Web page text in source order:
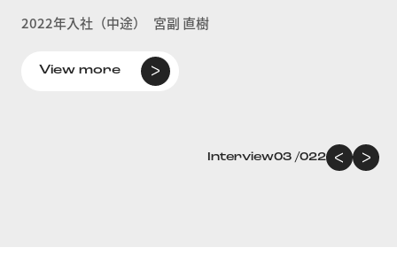
2022年入社（中途） 宮副 直樹
View more
Interview03 /022